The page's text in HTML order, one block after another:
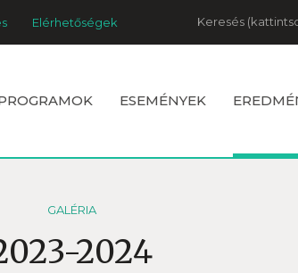
Elérhetőségek Keresés
ESEMÉNYEK
GALÉRIA
2024